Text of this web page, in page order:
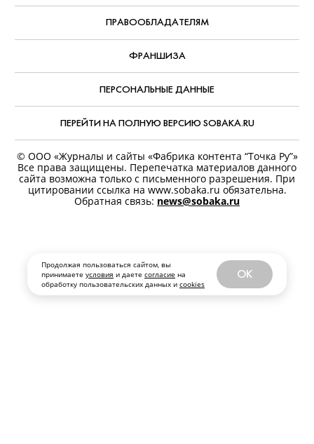
Продолжая пользоваться сайтом, вы
принимаете условия и даете согласие на
обработку пользовательских данных и cookies
OK
ПРАВООБЛАДАТЕЛЯМ
ФРАНШИЗА
ПЕРСОНАЛЬНЫЕ ДАННЫЕ
ПЕРЕЙТИ НА ПОЛНУЮ ВЕРСИЮ SOBAKA.RU
© ООО «Журналы и сайты «Фабрика контента “Точка Ру”»
Все права защищены. Перепечатка материалов данного
сайта возможна только с письменного разрешения. При
цитировании ссылка на www.sobaka.ru обязательна.
Обратная связь: news@sobaka.ru